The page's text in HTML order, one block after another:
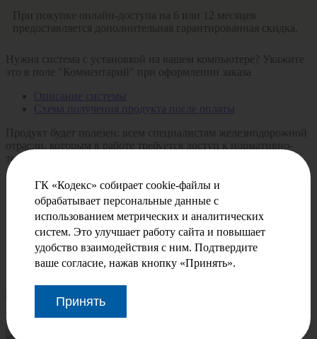
При покупке онлайн-доступа на 6 или 12 месяцев
предоставляется дополнительная гарантированная скидка.
Нужна система с установкой на вашем компьютере? Укажите
это в поле "Комментарий" при оформлении заказа
Описание системы
Схема получения продукта после оплаты
Продукт будет полезен:
всем специалистам железнодорожной
отрасли, которым в работе требуется доступ к нормативно-
технической документации.
Продукт создан на базе Техэксперт: Машиностроительный
комплекс. Содержит редкие документы железнодорожной
отрасли, цифровые модели, в т.ч. деталей железнодорожной
отрасли (колеса, бандажи, оси, подшипники
железнодорожные), а также реестр требований ТР ТС «О
безопасности железнодорожного подвижного состава».
Когда нужна помощь по подбору комплекта систем:
Запрашиваете тестовый доступ.
Далее созваниваемся с вами и предоставляем доступ к
интересующим вас продуктам на 1 неделю.
ГК «Кодекс» собирает cookie-файлы и
обрабатывает персональные данные с
использованием метрических и аналитических
систем. Это улучшает работу сайта и повышает
удобство взаимодействия с ним. Подтвердите
ваше согласие, нажав кнопку «Принять».
Принять